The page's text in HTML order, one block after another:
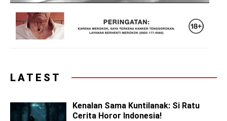
LATEST
Kenalan Sama Kuntilanak: Si Ratu
Cerita Horor Indonesia!